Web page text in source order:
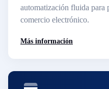
automatización fluida para
comercio electrónico.
Más información